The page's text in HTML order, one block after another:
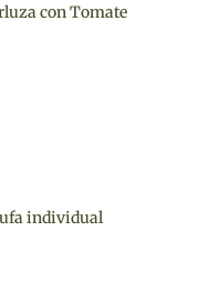
con Tomate
individual